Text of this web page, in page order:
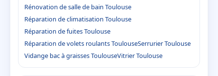
Rénovation de salle de bain Toulouse
Réparation de climatisation Toulouse
Réparation de fuites Toulouse
Réparation de volets roulants ToulouseSerrurier Toulouse
Vidange bac à graisses ToulouseVitrier Toulouse